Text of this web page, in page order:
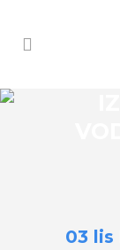
03 lis